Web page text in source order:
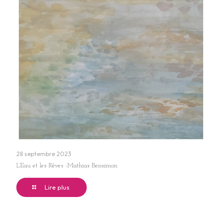
28 septembre 2023
L’Eau et les Rêves -Mathias Bensimon
Lire plus